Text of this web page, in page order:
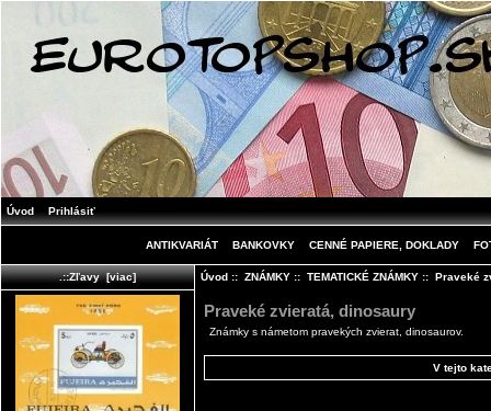
Úvod Prihlásiť
ANTIKVARIÁT BANKOVKY CENNÉ PAPIERE, DOKLADY
.::Zľavy [viac] Úvod:: ZNÁMKY:: TEMATICKÉ ZNÁMKY:: Praveké
Praveké zvieratá, dinosaury
Známky s námetom pravekých zvierat, dinosaurov.
V tejto